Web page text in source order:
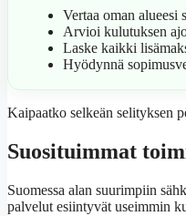
Vertaa oman alueesi
Arvioi kulutuksen
Laske kaikki
Hyödynnä
Kaipaatko selkeän selityksen
Suosituimmat
Suomessa alan suurimpiin
palvelut esiintyvät useimmin